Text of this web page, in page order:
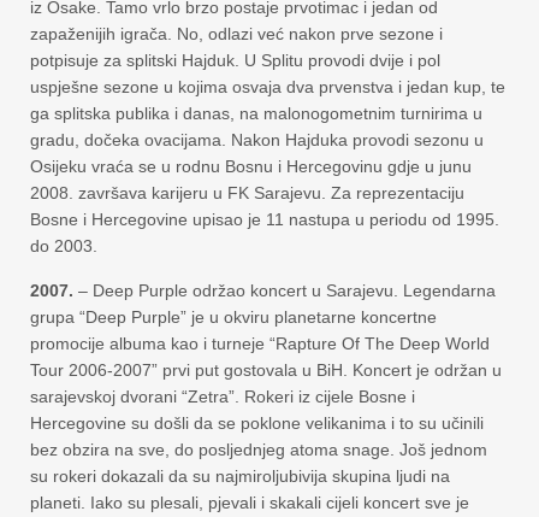
iz Osake. Tamo vrlo brzo postaje prvotimac i jedan od
zapaženijih igrača. No, odlazi već nakon prve sezone i
potpisuje za splitski Hajduk. U Splitu provodi dvije i pol
uspješne sezone u kojima osvaja dva prvenstva i jedan kup, te
ga splitska publika i danas, na malonogometnim turnirima u
gradu, dočeka ovacijama. Nakon Hajduka provodi sezonu u
Osijeku vraća se u rodnu Bosnu i Hercegovinu gdje u junu
2008. završava karijeru u FK Sarajevu. Za reprezentaciju
Bosne i Hercegovine upisao je 11 nastupa u periodu od 1995.
do 2003.
2007. – Deep Purple održao koncert u Sarajevu. Legendarna
grupa “Deep Purple” je u okviru planetarne koncertne
promocije albuma kao i turneje “Rapture Of The Deep World
Tour 2006-2007” prvi put gostovala u BiH. Koncert je održan u
sarajevskoj dvorani “Zetra”. Rokeri iz cijele Bosne i
Hercegovine su došli da se poklone velikanima i to su učinili
bez obzira na sve, do posljednjeg atoma snage. Još jednom
su rokeri dokazali da su najmiroljubivija skupina ljudi na
planeti. Iako su plesali, pjevali i skakali cijeli koncert sve je